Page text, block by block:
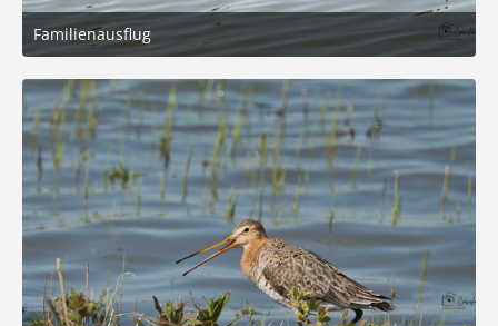
Familienausflug
31. Mai 2026 um 13:51
6